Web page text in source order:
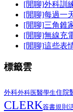
[閒聊]外科訓
[閒聊]每過一
[閒聊]三角錐
[閒聊]無線充
[閒聊]這些表
標籤雲
外科外科医醫學生住院
CLERK簽書規則